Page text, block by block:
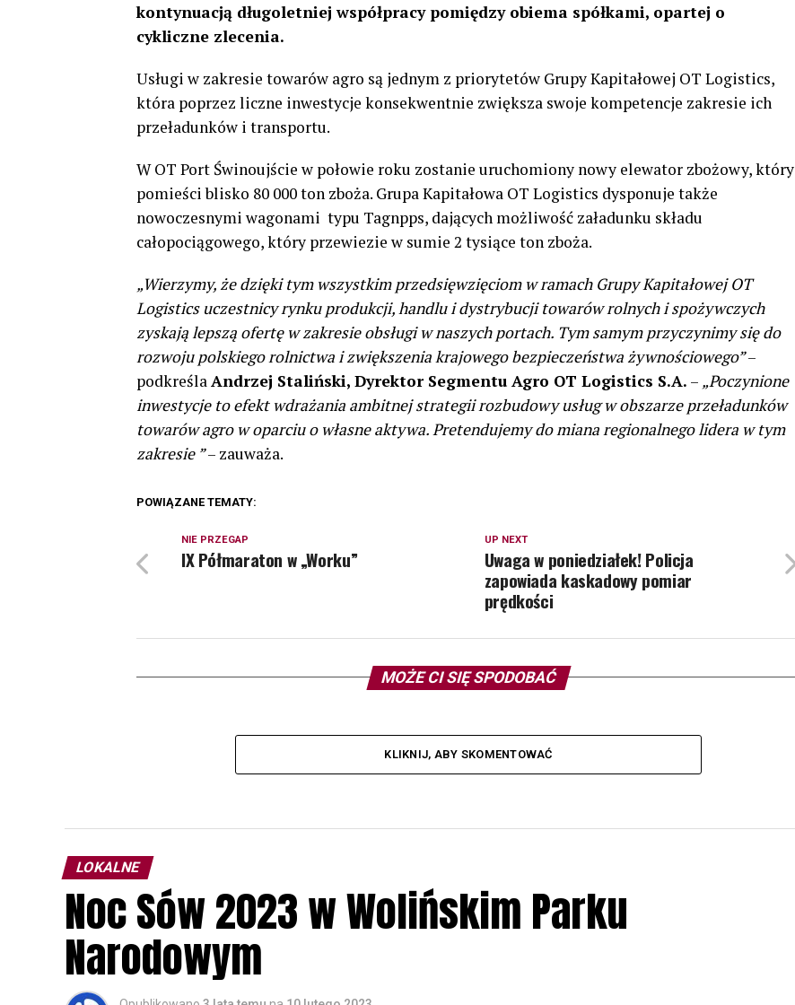
kontynuacją długoletniej współpracy pomiędzy obiema spółkami, opartej o
cykliczne zlecenia.
Usługi w zakresie towarów agro są jednym z priorytetów Grupy Kapitałowej OT Logistics,
która poprzez liczne inwestycje konsekwentnie zwiększa swoje kompetencje zakresie ich
przeładunków i transportu.
W OT Port Świnoujście w połowie roku zostanie uruchomiony nowy elewator zbożowy, który
pomieści blisko 80 000 ton zboża. Grupa Kapitałowa OT Logistics dysponuje także
nowoczesnymi wagonami typu Tagnpps, dających możliwość załadunku składu
całopociągowego, który przewiezie w sumie 2 tysiące ton zboża.
„Wierzymy, że dzięki tym wszystkim przedsięwzięciom w ramach Grupy Kapitałowej OT
Logistics uczestnicy rynku produkcji, handlu i dystrybucji towarów rolnych i spożywczych
zyskają lepszą ofertę w zakresie obsługi w naszych portach. Tym samym przyczynimy się do
rozwoju polskiego rolnictwa i zwiększenia krajowego bezpieczeństwa żywnościowego”–
podkreślaAndrzej Staliński, Dyrektor Segmentu Agro OT Logistics S.A. – „Poczynione
inwestycje to efekt wdrażania ambitnej strategii rozbudowy usług w obszarze przeładunków
towarów agro w oparciu o własne aktywa. Pretendujemy do miana regionalnego lidera w tym
zakresie ”– zauważa.
POWIĄZANE TEMATY:
UP NEXT
Uwaga w poniedziałek! Policja
zapowiada kaskadowy pomiar
prędkości
NIE PRZEGAP
IX Półmaraton w „Worku”
MOŻE CI SIĘ SPODOBAĆ
KLIKNIJ, ABY SKOMENTOWAĆ
LOKALNE
Noc Sów 2023 w Wolińskim Parku
Narodowym